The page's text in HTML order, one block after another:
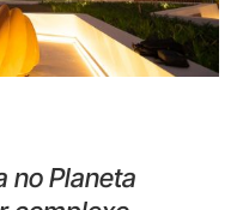
no Planeta